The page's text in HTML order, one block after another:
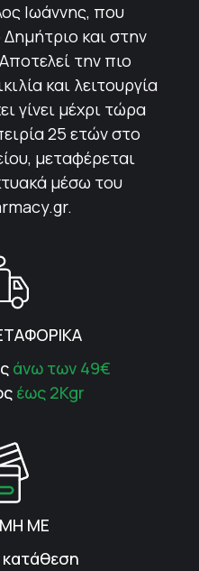
Ιωάννης, που
Δημήτριο και στην
την πιο
και λειτουργία
γίνει μέχρι τώρα
25 ετών στο
μεταφέρεται
μέσω του
άνω των 49€
έως 2Kgr
ΜΕ